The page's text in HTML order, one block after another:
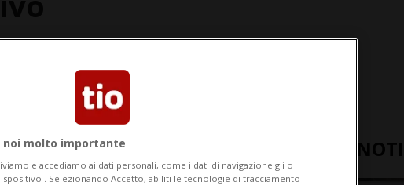
Patelli.
ULTIME
noi molto importante
e accediamo ai dati personali, come i dati di navigazione gli o
. Selezionando Accetto, abiliti le tecnologie di tracciamento